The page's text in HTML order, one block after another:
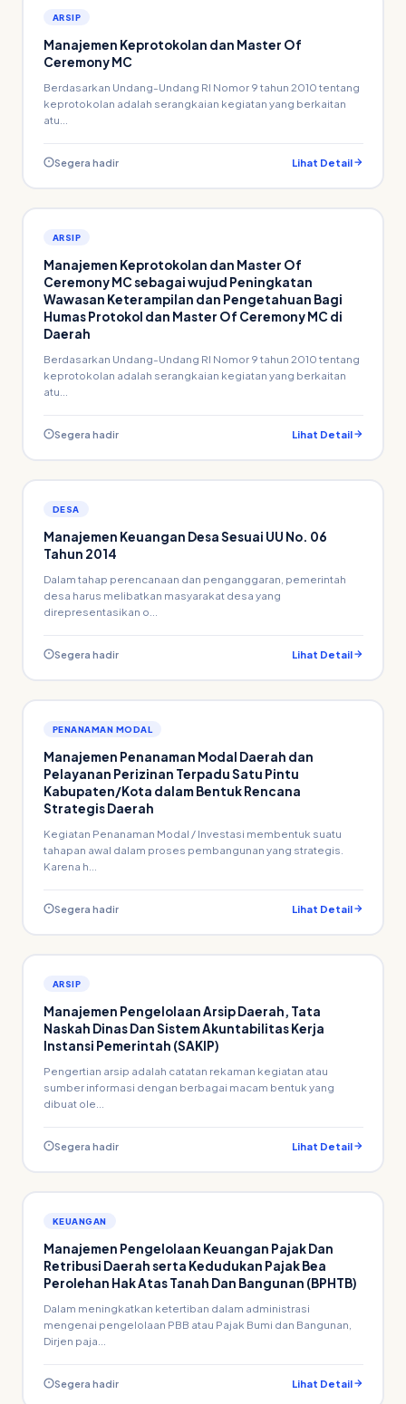
ARSIP
Manajemen Keprotokolan dan Master Of
Ceremony MC
Berdasarkan Undang-Undang RI Nomor 9 tahun 2010 tentang
keprotokolan adalah serangkaian kegiatan yang berkaitan
atu...
Segera hadir Lihat Detail
ARSIP
Manajemen Keprotokolan dan Master Of
Ceremony MC sebagai wujud Peningkatan
Wawasan Keterampilan dan Pengetahuan Bagi
Humas Protokol dan Master Of Ceremony MC di
Daerah
Berdasarkan Undang-Undang RI Nomor 9 tahun 2010 tentang
keprotokolan adalah serangkaian kegiatan yang berkaitan
atu...
Segera hadir Lihat Detail
DESA
Manajemen Keuangan Desa Sesuai UU No. 06
Tahun 2014
Dalam tahap perencanaan dan penganggaran, pemerintah
desa harus melibatkan masyarakat desa yang
direpresentasikan o...
Segera hadir Lihat Detail
PENANAMAN MODAL
Manajemen Penanaman Modal Daerah dan
Pelayanan Perizinan Terpadu Satu Pintu
Kabupaten/Kota dalam Bentuk Rencana
Strategis Daerah
Kegiatan Penanaman Modal / Investasi membentuk suatu
tahapan awal dalam proses pembangunan yang strategis.
Karena h...
Segera hadir Lihat Detail
ARSIP
Manajemen Pengelolaan Arsip Daerah, Tata
Naskah Dinas Dan Sistem Akuntabilitas Kerja
Instansi Pemerintah (SAKIP)
Pengertian arsip adalah catatan rekaman kegiatan atau
sumber informasi dengan berbagai macam bentuk yang
dibuat ole...
Segera hadir Lihat Detail
KEUANGAN
Manajemen Pengelolaan Keuangan Pajak Dan
Retribusi Daerah serta Kedudukan Pajak Bea
Perolehan Hak Atas Tanah Dan Bangunan (BPHTB)
Dalam meningkatkan ketertiban dalam administrasi
mengenai pengelolaan PBB atau Pajak Bumi dan Bangunan,
Dirjen paja...
Segera hadir Lihat Detail